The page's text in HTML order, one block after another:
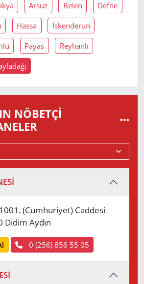
Arsuz Belen Defne
Hassa İskenderun
Payas Reyhanlı
NÖBETÇI
(Cumhuriyet) Caddesi
Didim Aydın
0 (256) 856 55 05